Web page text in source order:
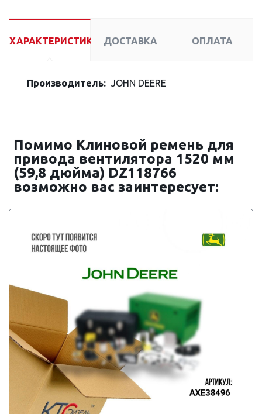
ХАРАКТЕРИСТИКИ ДОСТАВКА ОПЛАТА
Производитель: JOHN DEERE
Помимо Клиновой ремень для
привода вентилятора 1520 мм
(59,8 дюйма) DZ118766
возможно вас заинтересует: